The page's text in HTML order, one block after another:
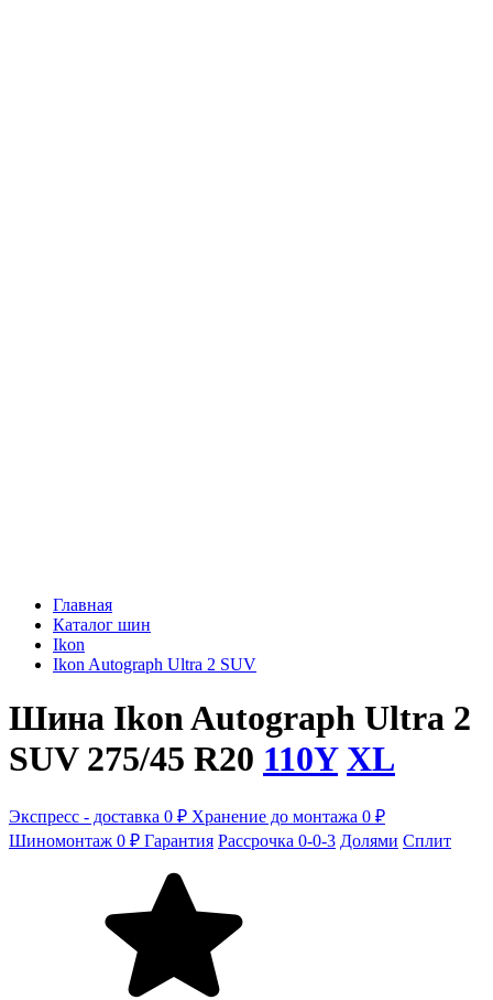
Главная
Каталог шин
Ikon
Ikon Autograph Ultra 2 SUV
Шина Ikon Autograph Ultra 2
SUV 275/45 R20 110Y XL
Экспресс - доставка 0 ₽ Хранение до монтажа 0 ₽
Шиномонтаж 0 ₽ Гарантия Рассрочка 0-0-3 Долями Сплит